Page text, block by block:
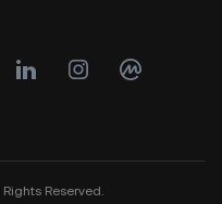
Reserved.